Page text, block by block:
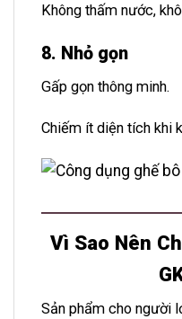
Không thấm nước,
8. Nhỏ gọn
Gấp gọn thông minh.
Chiếm ít diện tích khi
Vì Sao Nên
Sản phẩm cho người